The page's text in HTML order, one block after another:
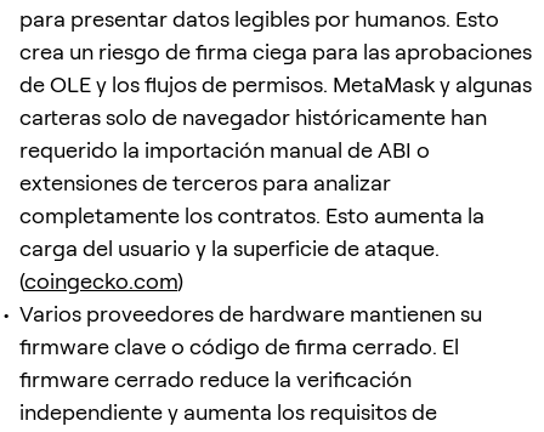
para presentar datos legibles por humanos. Esto
crea un riesgo de firma ciega para las aprobaciones
de OLE y los flujos de permisos. MetaMask y algunas
carteras solo de navegador históricamente han
requerido la importación manual de ABI o
extensiones de terceros para analizar
completamente los contratos. Esto aumenta la
carga del usuario y la superficie de ataque.
(coingecko.com)
Varios proveedores de hardware mantienen su
firmware clave o código de firma cerrado. El
firmware cerrado reduce la verificación
independiente y aumenta los requisitos de